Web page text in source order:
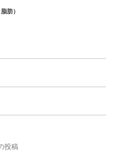
肪）
投稿